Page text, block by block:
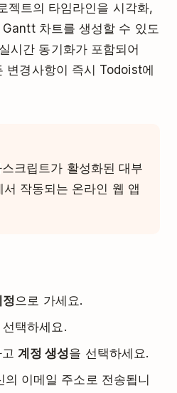
트의 타임라인을 시각화,
차트를 생성할 수 있도
시간 동기화가 포함되어
변경사항이 즉시 Todoist에
크립트가 활성화된 대부
작동되는 온라인 웹 앱
정으로 가세요.
선택하세요.
계정 생성을 선택하세요.
의 이메일 주소로 전송됩니